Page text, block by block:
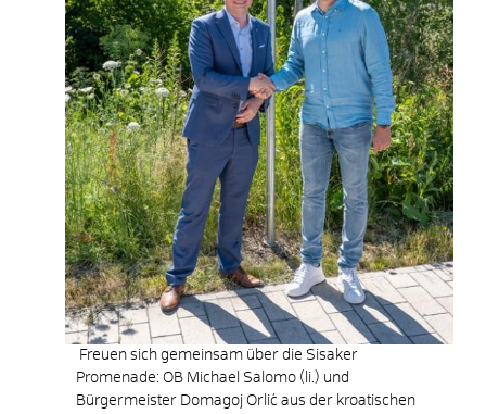
Freuen sich gemeinsam über die Sisaker
Promenade: OB Michael Salomo (li.) und
Bürgermeister Domagoj Orlić aus der kroatischen